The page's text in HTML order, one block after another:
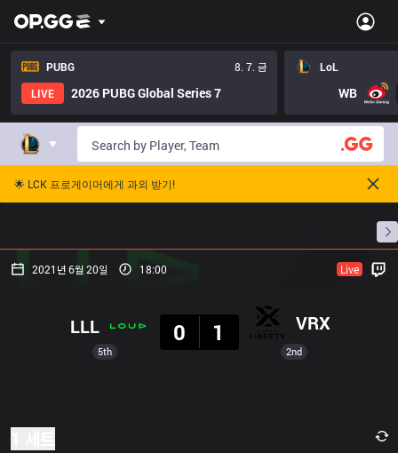
PUBG
8. 7. 금
LIVE
2026 PUBG Global Series 7
LoL
WB
🌟 LCK 프로게이머에게 과외 받기!
프로빌
2021년 6월 20일 18:00 Live
5th
LLL
0
1 VRX
2nd